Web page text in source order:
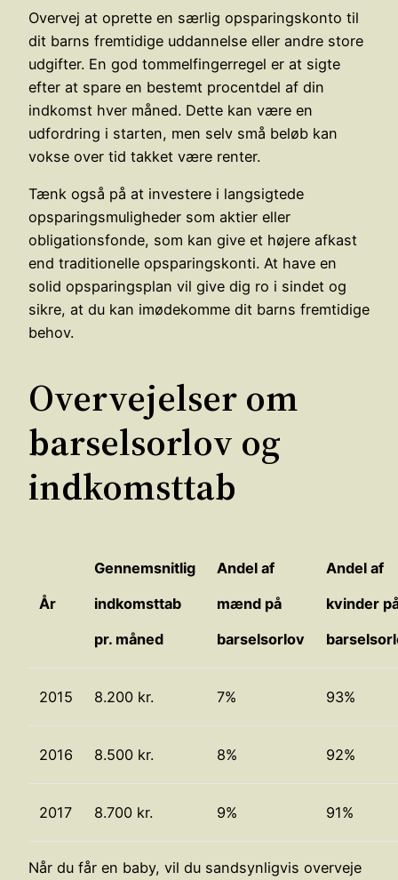
Overvej at oprette en særlig opsparingskonto til
dit barns fremtidige uddannelse eller andre store
udgifter. En god tommelfingerregel er at sigte
efter at spare en bestemt procentdel af din
indkomst hver måned. Dette kan være en
udfordring i starten, men selv små beløb kan
vokse over tid takket være renter.
Tænk også på at investere i langsigtede
opsparingsmuligheder som aktier eller
obligationsfonde, som kan give et højere afkast
end traditionelle opsparingskonti. At have en
solid opsparingsplan vil give dig ro i sindet og
sikre, at du kan imødekomme dit barns fremtidige
behov.
Overvejelser om
barselsorlov og
indkomsttab
År
Gennemsnitlig
indkomsttab
pr. måned
Andel af
mænd på
barselsorlov
Andel af
kvinder
2015 8.200 kr. 7% 93%
2016 8.500 kr. 8% 92%
2017 8.700 kr. 9% 91%
Når du får en baby, vil du sandsynligvis overveje